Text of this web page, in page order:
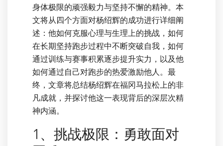
身体极限的顽强毅力与坚持不懈的精神。本
文将从四个方面对杨绍辉的成功进行详细阐
述：他如何克服心理与生理上的挑战，如何
在长期坚持跑步过程中不断突破自我，如何
通过训练与赛事积累逐步提升实力，以及他
如何通过自己对跑步的热爱激励他人。最
终，文章将总结杨绍辉在福冈马拉松上的非
凡成就，并探讨他这一表现背后的深层次精
神内涵。
1、挑战极限：勇敢面对